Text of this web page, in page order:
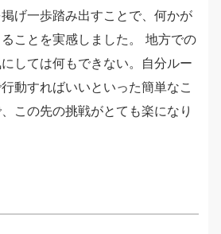
げ一歩踏み出すことで、何かが
ことを実感しました。 地方での
しては何もできない。自分ルー
動すればいいといった簡単なこ
この先の挑戦がとても楽になり